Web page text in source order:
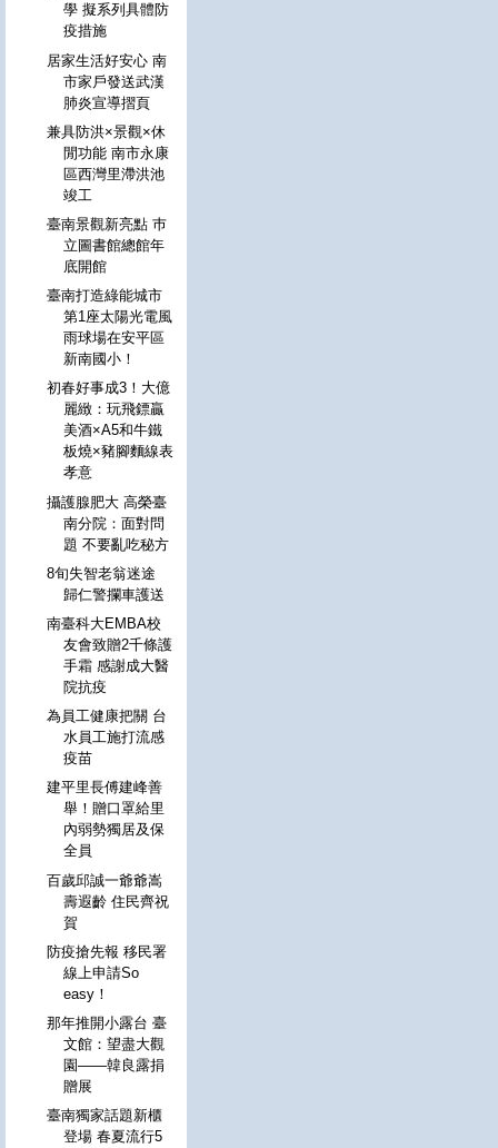
學 擬系列具體防
疫措施
居家生活好安心 南
市家戶發送武漢
肺炎宣導摺頁
兼具防洪×景觀×休
閒功能 南市永康
區西灣里滯洪池
竣工
臺南景觀新亮點 巿
立圖書館總館年
底開館
臺南打造綠能城市
第1座太陽光電風
雨球場在安平區
新南國小！
初春好事成3！大億
麗緻：玩飛鏢贏
美酒×A5和牛鐵
板燒×豬腳麵線表
孝意
攝護腺肥大 高榮臺
南分院：面對問
題 不要亂吃秘方
8旬失智老翁迷途
歸仁警攔車護送
南臺科大EMBA校
友會致贈2千條護
手霜 感謝成大醫
院抗疫
為員工健康把關 台
水員工施打流感
疫苗
建平里長傅建峰善
舉！贈口罩給里
內弱勢獨居及保
全員
百歲邱誠一爺爺嵩
壽遐齡 住民齊祝
賀
防疫搶先報 移民署
線上申請So
easy！
那年推開小露台 臺
文館：望盡大觀
園——韓良露捐
贈展
臺南獨家話題新櫃
登場 春夏流行5